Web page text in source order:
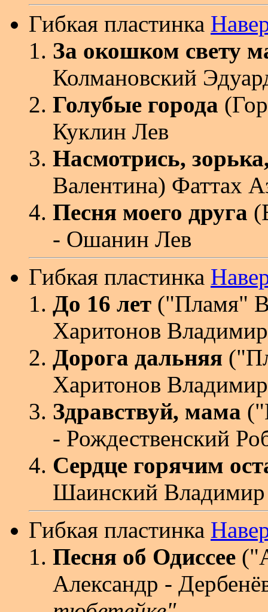
Гибкая пластинка
За окошком свету
Колмановский
Голубые города
Куклин Лев
Насмотрись,
Валентина) Фаттах
Песня моего друга
- Ошанин Лев
Гибкая пластинка
До 16 лет ("Пламя"
Харитонов Владимир
Дорога дальняя
Харитонов Владимир
Здравствуй, мама
- Рождественский
Сердце горячим
Шаинский
Гибкая пластинка
Песня об Одиссее
Александр -